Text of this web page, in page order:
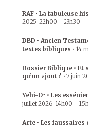
RAF • La fabuleuse
2025 22h00 - 23h30
DBD • Ancien
textes bibliques • 14
Dossier Biblique • Et
qu’un ajout ? • 7 juin
Yehi-Or • Les
juillet 2026 14h00 -
Arte • Les faussaires